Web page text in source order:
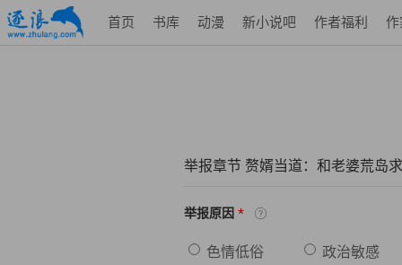
首页 书库 动漫 新小说吧 作者福利 作
举报章节 赘婿当道：和老婆荒岛
举报原因 *
色情低俗 政治敏感